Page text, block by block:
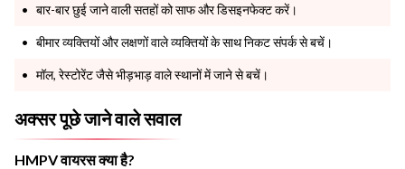
बार-बार छुई जाने वाली सतहों को साफ और डिसइनफेक्ट करें।
बीमार व्यक्तियों और लक्षणों वाले व्यक्तियों के साथ निकट संपर्क से बचें।
मॉल, रेस्टोरेंट जैसे भीड़भाड़ वाले स्थानों में जाने से बचें।
अक्सर पूछे जाने वाले सवाल
HMPV वायरस क्या है?